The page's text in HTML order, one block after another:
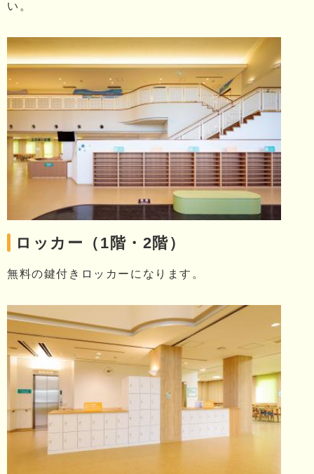
い。
ロッカー（1階・2階）
無料の鍵付きロッカーになります。